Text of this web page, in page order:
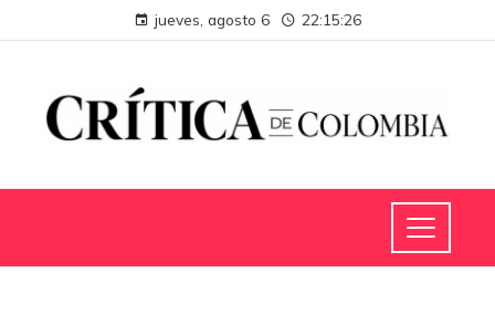
jueves, agosto 6 22:15:27